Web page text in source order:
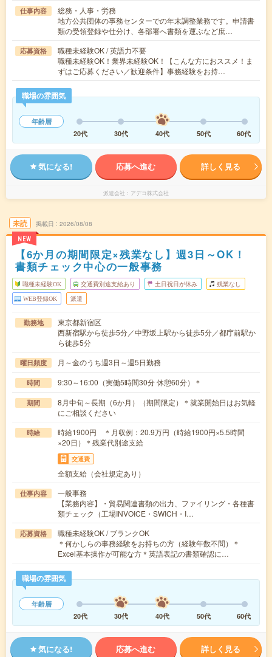
仕事内容
総務・人事・労務
地方公共団体の事務センターでの年末調整業務です。申請書
類の受領登録や仕分け、各部署へ書類を運ぶなど庶…
応募資格
職種未経験OK / 英語力不要
職種未経験OK！業界未経験OK！【こんな方におススメ！ま
ずはご応募ください／歓迎条件】事務経験をお持…
職場の雰囲気
年齢層
20代
30代 40代 50代 60代
気になる! 応募へ進む 詳しく見る
派遣会社 アデコ株式会社
未読
NEW
掲載日 2026/08/08
【6か月の期間限定×残業なし】週3日～OK！
書類チェック中心の一般事務
職種未経験OK 交通費別途支給あり 土日祝日が休み 残業なし
WEB登録OK 派遣
勤務地
東京都新宿区
西新宿駅から徒歩5分／中野坂上駅から徒歩5分／都庁前駅か
ら徒歩5分
曜日頻度 月～金のうち週3日～週5日勤務
時間 9:30～16:00（実働5時間30分 休憩60分）＊
期間
8月中旬～長期（6か月）（期間限定）＊就業開始日はお気軽
にご相談ください
時給
時給1900円 ＊月収例：20.9万円（時給1900円×5.5時間
×20日）＊残業代別途支給
交通費
全額支給（会社規定あり）
仕事内容
一般事務
【業務内容】・貿易関連書類の出力、ファイリング・各種書
類チェック（工場INVOICE・SWICH・I…
応募資格
職種未経験OK / ブランクOK
＊何かしらの事務経験をお持ちの方（経験年数不問）＊
Excel基本操作が可能な方＊英語表記の書類確認に…
職場の雰囲気
年齢層
20代
30代 40代 50代 60代
気になる! 応募へ進む 詳しく見る